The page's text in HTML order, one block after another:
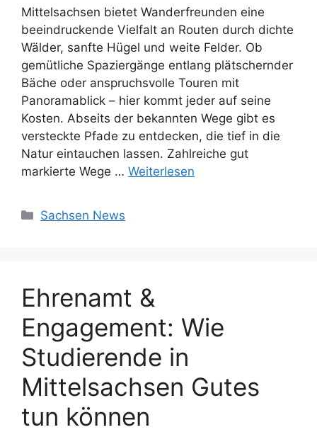
Mittelsachsen bietet Wanderfreunden eine
beeindruckende Vielfalt an Routen durch dichte
Wälder, sanfte Hügel und weite Felder. Ob
gemütliche Spaziergänge entlang plätschernder
Bäche oder anspruchsvolle Touren mit
Panoramablick – hier kommt jeder auf seine
Kosten. Abseits der bekannten Wege gibt es
versteckte Pfade zu entdecken, die tief in die
Natur eintauchen lassen. Zahlreiche gut
markierte Wege … Weiterlesen
Kategorien
Sachsen News
Ehrenamt &
Engagement: Wie
Studierende in
Mittelsachsen Gutes
tun können